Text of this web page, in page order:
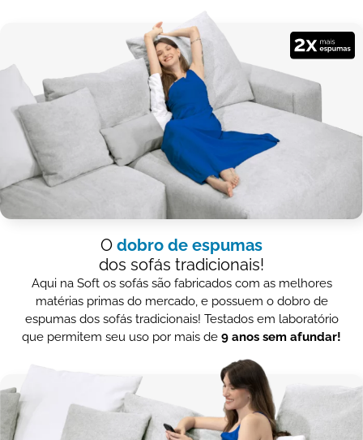
O dobro de espumas
dos sofás tradicionais!
Aqui na Soft os sofás são fabricados com as melhores
matérias primas do mercado, e possuem o dobro de
espumas dos sofás tradicionais! Testados em laboratório
que permitem seu uso por mais de 9 anos sem afundar!